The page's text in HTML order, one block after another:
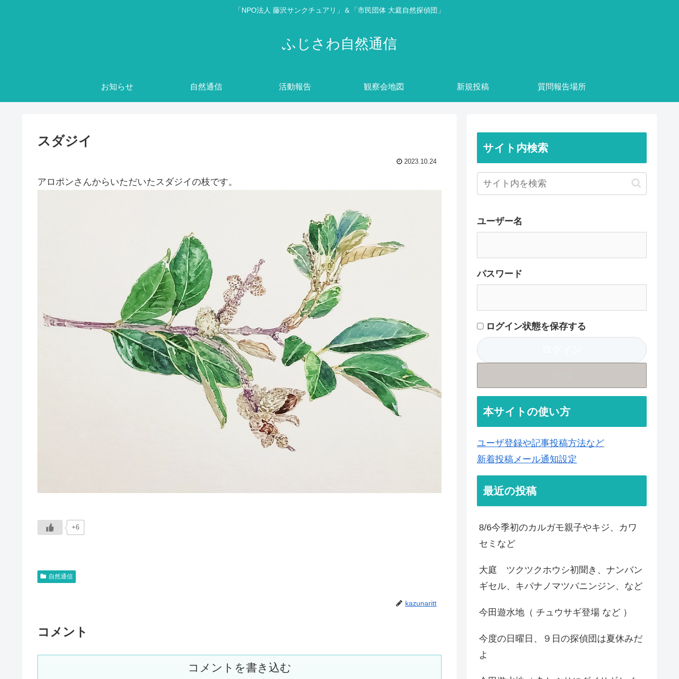
「NPO法人 藤沢サンクチュアリ」＆「市民団体 大庭自然探偵団」
ふじさわ自然通信
お知らせ 自然通信 活動報告 観察会地図 新規投稿 質問報告場所
スダジイ
2023.10.24
アロポンさんからいただいたスダジイの枝です。
+6
自然通信
kazunaritt
コメント
コメントを書き込む
サイト内検索
ユーザー名
パスワード
ログイン状態を保存する
本サイトの使い方
ユーザ登録や記事投稿方法など
新着投稿メール通知設定
最近の投稿
8/6今季初のカルガモ親子やキジ、カワ
セミなど
大庭 ツクツクホウシ初聞き、ナンバン
ギセル、キバナノマツバニンジン、など
今田遊水地（ チュウサギ登場 など ）
今度の日曜日、９日の探偵団は夏休みだ
よ